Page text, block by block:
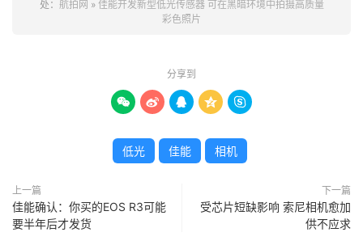
处： 航拍网 » 佳能开发新型低光传感器 可在黑暗环境中拍摄高质量
彩色照片
分享到
    
低光 佳能 相机
上一篇
佳能确认：你买的EOS R3可能
要半年后才发货
下一篇
受芯片短缺影响 索尼相机愈加
供不应求